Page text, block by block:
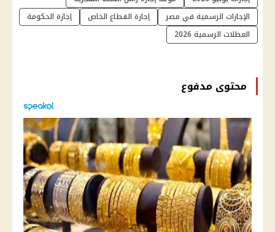
الإجازات الرسمية في مصر
إجازة القطاع الخاص
إجازة الحكومة
العطلات الرسمية 2026
محتوى مدفوع